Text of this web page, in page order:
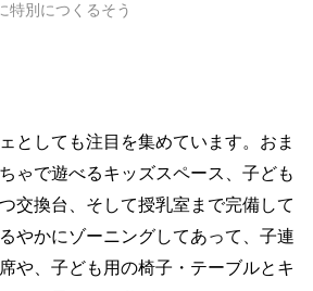
特別につくるそう
としても注目を集めています。おま
ゃで遊べるキッズスペース、子ども
交換台、そして授乳室まで完備して
やかにゾーニングしてあって、子連
や、子ども用の椅子・テーブルとキ